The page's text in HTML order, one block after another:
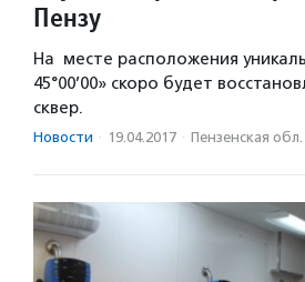
Пензу
На месте расположения
45°00’00» скоро будет
сквер.
Новости · 19.04.2017 · Пензенская обл.